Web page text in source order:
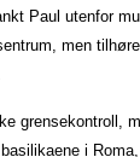
Paul utenfor
men
grensekontroll,
i